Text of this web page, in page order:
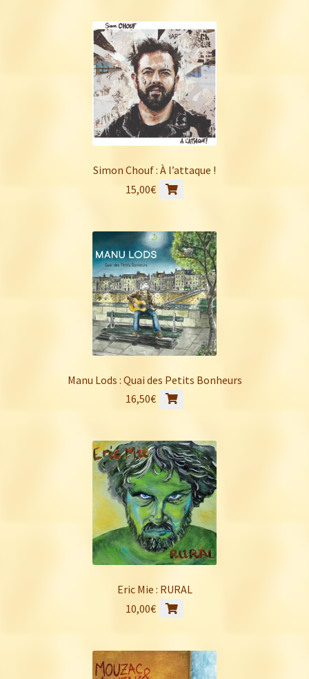
Simon Chouf : À l’attaque !
15,00€
Manu Lods : Quai des Petits Bonheurs
16,50€
Eric Mie : RURAL
10,00€